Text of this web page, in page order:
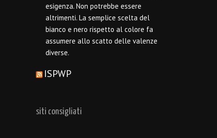
esigenza. Non potrebbe essere
altrimenti. La semplice scelta del
bianco e nero rispetto al colore fa
assumere allo scatto delle valenze
diverse.
ISPWP
siti consigliati